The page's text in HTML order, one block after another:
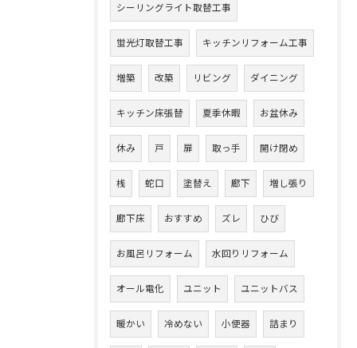
シーリングライト取替工事
蛍光灯取替工事 キッチンリフォーム工事
増築 改築 リビング ダイニング
キッチン床張替 夏季休暇 お盆休み
休み 戸 扉 取っ手 開け閉め
桟 蛇口 塗替え 廊下 増し張り
廊下床 おすすめ ズレ ひび
お風呂リフォーム 水回りリフォーム
オール電化 ユニット ユニットバス
暖かい 冷めない 小便器 詰まり